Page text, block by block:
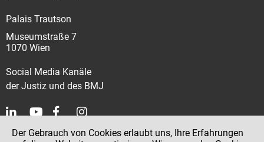
Palais Trautson
Museumstraße 7
1070 Wien
Social Media Kanäle
der Justiz und des BMJ
Kontakt
Der Gebrauch von Cookies erlaubt uns, Ihre Erfahrungen